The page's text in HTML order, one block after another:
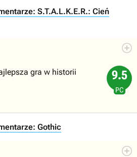
S.T.A.L.K.E.R.: Cień
9.5
PC
gra w historii
Gothic